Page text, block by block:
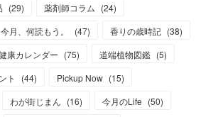
(29) 薬剤師コラム (24)
今月、何読もう。 (47) 香りの歳時記 (38)
康カレンダー (75) 道端植物図鑑 (5)
ト
(44) Pickup Now (15)
わが街じまん (16) 今月のLife (50)